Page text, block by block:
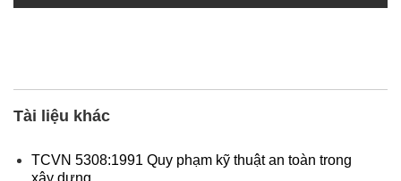
Tài liệu khác
TCVN 5308:1991 Quy phạm kỹ thuật an toàn trong
xây dựng